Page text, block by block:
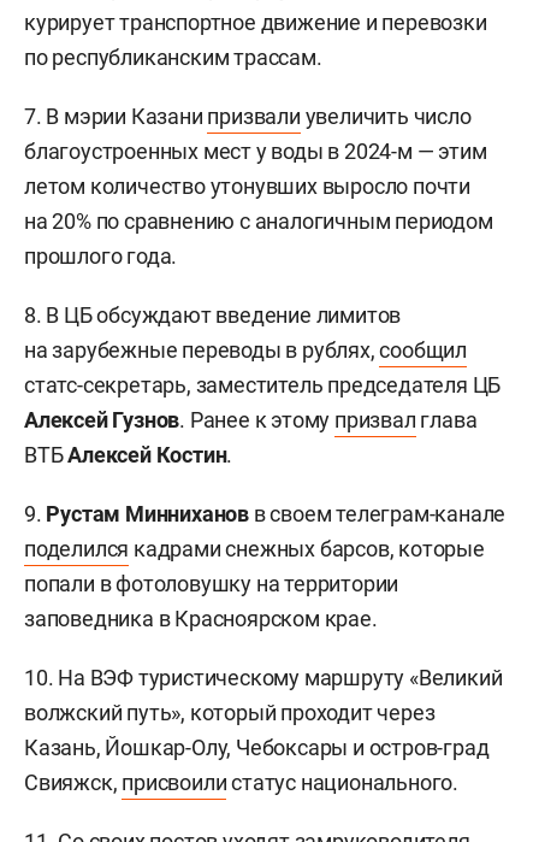
курирует транспортное движение и перевозки
по республиканским трассам.
7. В мэрии Казани призвали увеличить число
благоустроенных мест у воды в 2024-м — этим
летом количество утонувших выросло почти
на 20% по сравнению с аналогичным периодом
прошлого года.
8. В ЦБ обсуждают введение лимитов
на зарубежные переводы в рублях,сообщил
статс-секретарь, заместитель председателя ЦБ
Алексей Гузнов. Ранее к этому призвал глава
ВТБАлексей Костин.
9. Рустам Минниханов в своем телеграм-канале
поделился кадрами снежных барсов, которые
попали в фотоловушку на территории
заповедника в Красноярском крае.
10. На ВЭФ туристическому маршруту «Великий
волжский путь», который проходит через
Казань, Йошкар-Олу, Чебоксары и остров-град
Свияжск, присвоилистатус национального.